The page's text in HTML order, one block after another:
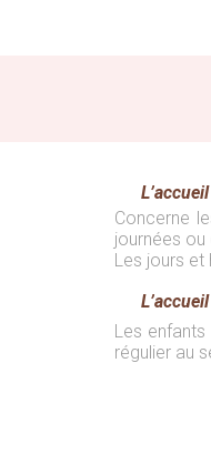
Concerne
journées ou
Les jours et
Les
régulier au